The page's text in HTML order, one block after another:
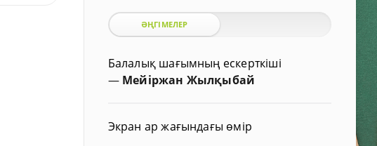
ӘҢГІМЕЛЕР
Балалық шағымның ескерткіші
— Мейіржан Жылқыбай
Экран ар жағындағы өмір